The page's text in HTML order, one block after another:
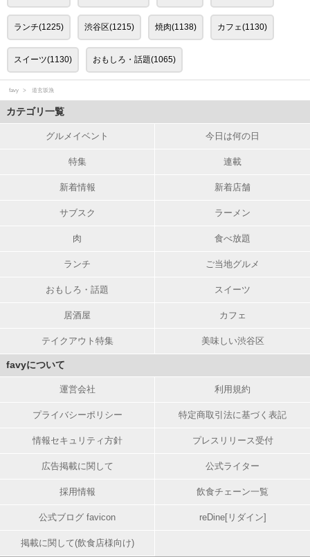
ランチ(1225) 渋谷区(1215) 焼肉(1138) カフェ(1130)
スイーツ(1130) おもしろ・話題(1065)
favy 道玄坂漁
カテゴリ一覧
グルメイベント 今日は何の日
特集 連載
新着情報 新着店舗
サブスク ラーメン
肉 食べ放題
ランチ ご当地グルメ
おもしろ・話題 スイーツ
居酒屋 カフェ
テイクアウト特集 美味しい渋谷区
favyについて
運営会社 利用規約
プライバシーポリシー 特定商取引法に基づく表記
情報セキュリティ方針 プレスリリース受付
広告掲載に関して 公式ライター
採用情報 飲食チェーン一覧
公式ブログ favicon reDine[リダイン]
掲載に関して(飲食店様向け)